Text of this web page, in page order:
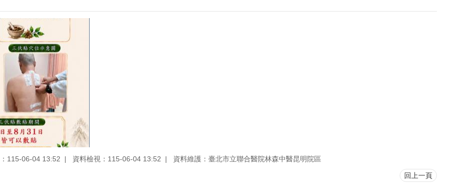
115-06-04 13:52 資料檢視：115-06-04 13:52 資料維護：臺北市立聯合醫院林森中醫昆明院區
回上一頁